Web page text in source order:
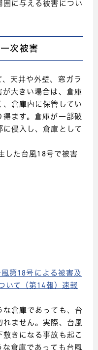
囲に与える被害につい
次被害
天井や外壁、窓ガラ
が大きい場合は、倉庫
倉庫内に保管してい
得ます。倉庫が一部破
侵入し、倉庫として
した台風18号で被害
第18号による被害及
いて（第14報）速報
倉庫であっても、台
れません。実際、台風
きになる事故も起こ
な倉庫であっても台風